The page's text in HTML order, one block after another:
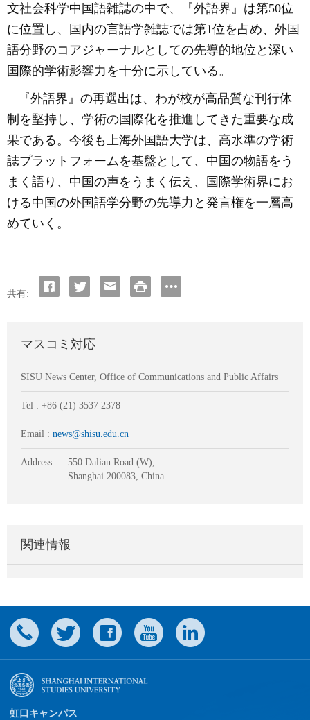
文社会科学中国語雑誌の中で、『外語界』は第50位
に位置し、国内の言語学雑誌では第1位を占め、外国
語分野のコアジャーナルとしての先導的地位 と深い
国際的学術影響力を十分に示している。
『外語界』の再選出は、 わが校が高品質な刊行体
制を堅持し、学術の国際化を推進してきた重要な成
果である。今後も上海外国語大学は、高水準の学術
誌プラットフォームを基盤として、中国の物語をう
まく語り、中国の声をうまく伝え、国際学術界にお
ける中国の外国語学分野の先導力 と 発言権を一層高
めていく。
共有:
マスコミ対応
SISU News Center, Office of Communications and Public Affairs
Tel : +86 (21) 3537 2378
Email : news@shisu.edu.cn
Address :
550 Dalian Road (W),
Shanghai 200083, China
関連情報
虹口キャンパス